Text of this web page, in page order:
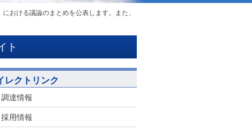
おける議論のまとめを公表します。また、
ト
レクトリンク
調達情報
採用情報